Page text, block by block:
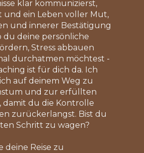
klar kommunizierst,
und ein Leben voller Mut,
und innerer Bestätigung
du deine persönliche
Stress abbauen
durchatmen möchtest -
ist für dich da. Ich
auf deinem Weg zu
und zur erfüllten
damit du die Kontrolle
zurückerlangst. Bist du
Schritt zu wagen?
deine Reise zu